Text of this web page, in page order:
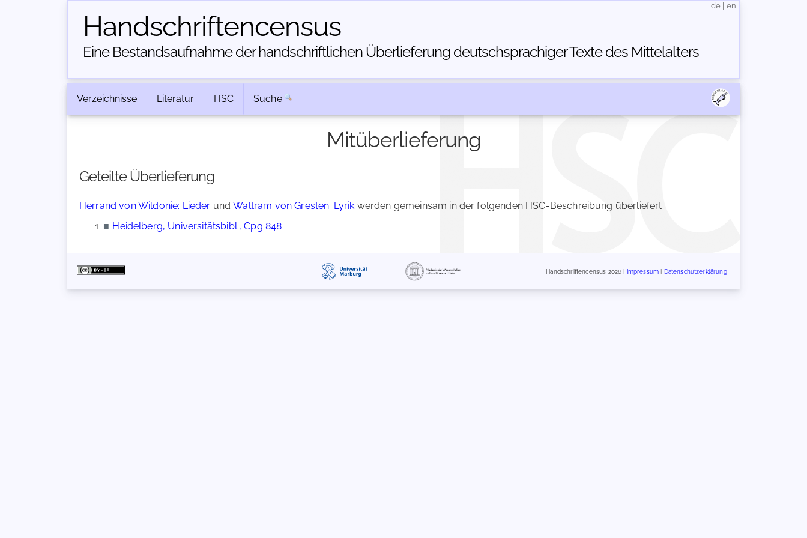
Handschriften­census
Eine Bestandsaufnahme der handschriftlichen Über­lieferung deutschsprachiger Texte des Mittelalters
de en
Verzeichnisse Literatur HSC Suche
Mitüberlieferung
Geteilte Überlieferung
Herrand von Wildonie: Lieder undWaltram von Gresten: Lyrik werden gemeinsam in der folgenden HSC-Beschreibung überliefert:
■ Heidelberg, Universitätsbibl., Cpg 848
Handschriftencensus 2026 | Impressum Datenschutzerklärung